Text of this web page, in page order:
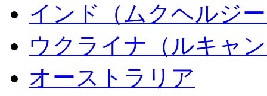
インド（ムクヘルジ
ウクライナ（ルキャ
オーストラリア